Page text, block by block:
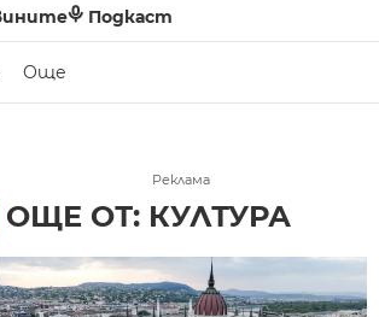
Подкаст
Още
Реклама
ОЩЕ ОТ: КУЛТУРА